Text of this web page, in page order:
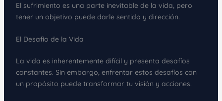
El sufrimiento es una parte inevitable de la vida, pero
tener un objetivo puede darle sentido y dirección.
El Desafío de la Vida
La vida es inherentemente difícil y presenta desafíos
constantes. Sin embargo, enfrentar estos desafíos con
un propósito puede transformar tu visión y acciones.